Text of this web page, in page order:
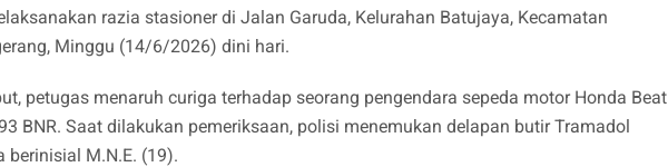
razia stasioner di Jalan Garuda, Kelurahan Batujaya, Kecamatan
Minggu (14/6/2026) dini hari.
petugas menaruh curiga terhadap seorang pengendara sepeda motor Honda Beat
BNR. Saat dilakukan pemeriksaan, polisi menemukan delapan butir Tramadol
berinisial M.N.E. (19).